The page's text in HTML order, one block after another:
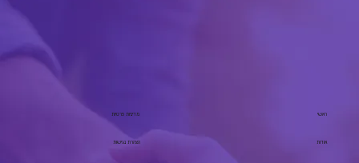
ראשי
אודות
מדיניות פרטיות
הצהרת נגישות